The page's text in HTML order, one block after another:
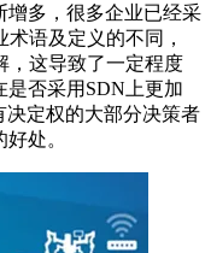
增多，很多企业已经采
语及定义的不同，
，这导致了一定程度
是否采用 SDN 上更加
决定权的大部分决策者
处。